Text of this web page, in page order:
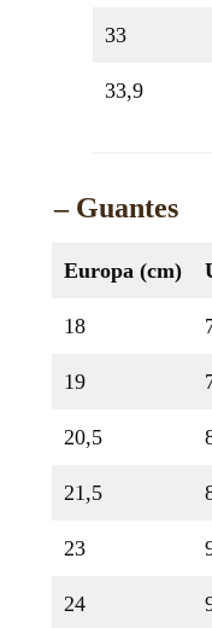
33
33,9
– Guantes
Europa (cm)
18
19
20,5
21,5
23
24